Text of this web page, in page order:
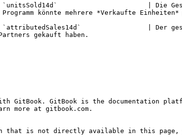
| Die
könnte mehrere *Verkaufte
| Der gesamte
gekauft haben.
GitBook. GitBook is the documentation
more at gitbook.com.
that is not directly available in this page,